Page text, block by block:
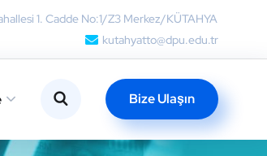
1. Cadde No:1/Z3 Merkez/KÜTAHYA
kutahyatto@dpu.edu.tr
Bize Ulaşın